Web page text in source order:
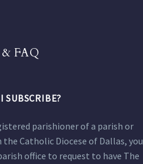
FAQ
SUBSCRIBE?
parishioner of a parish or
the Catholic Diocese of Dallas, you
office to request to have The